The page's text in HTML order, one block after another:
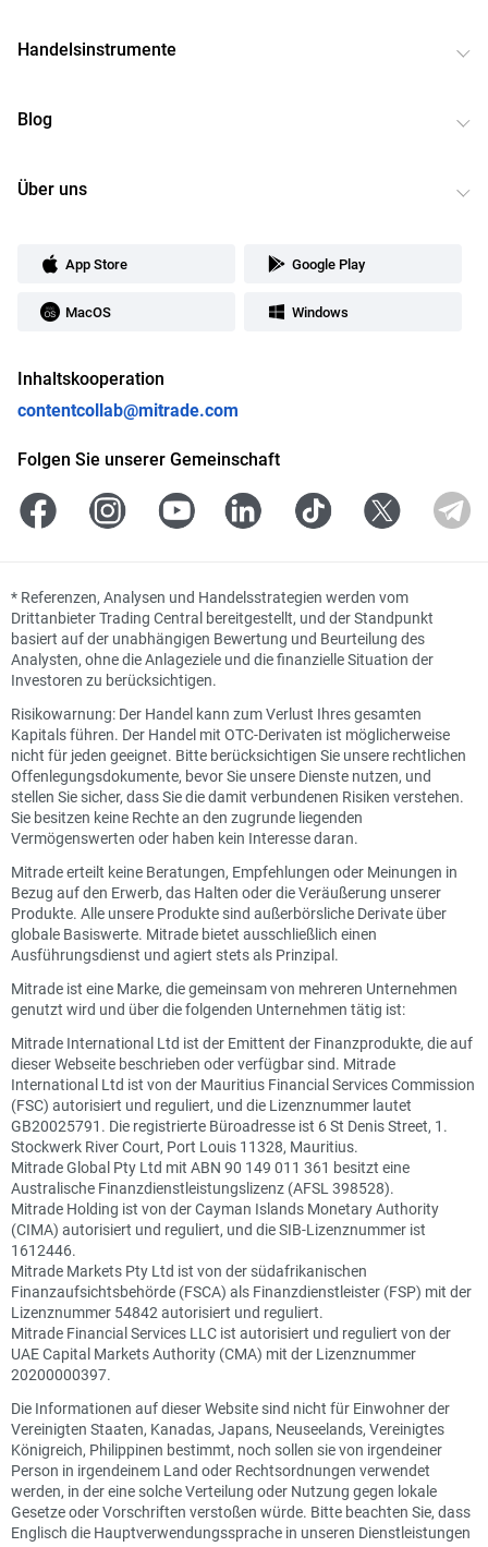
Handelsinstrumente
Blog
Über uns
App Store Google Play
MacOS Windows
Inhaltskooperation
contentcollab@mitrade.com
Folgen Sie unserer Gemeinschaft
* Referenzen, Analysen und Handelsstrategien werden vom
Drittanbieter Trading Central bereitgestellt, und der Standpunkt
basiert auf der unabhängigen Bewertung und Beurteilung des
Analysten, ohne die Anlageziele und die finanzielle Situation der
Investoren zu berücksichtigen.
Risikowarnung: Der Handel kann zum Verlust Ihres gesamten
Kapitals führen. Der Handel mit OTC-Derivaten ist möglicherweise
nicht für jeden geeignet. Bitte berücksichtigen Sie unsere rechtlichen
Offenlegungsdokumente, bevor Sie unsere Dienste nutzen, und
stellen Sie sicher, dass Sie die damit verbundenen Risiken verstehen.
Sie besitzen keine Rechte an den zugrunde liegenden
Vermögenswerten oder haben kein Interesse daran.
Mitrade erteilt keine Beratungen, Empfehlungen oder Meinungen in
Bezug auf den Erwerb, das Halten oder die Veräußerung unserer
Produkte. Alle unsere Produkte sind außerbörsliche Derivate über
globale Basiswerte. Mitrade bietet ausschließlich einen
Ausführungsdienst und agiert stets als Prinzipal.
Mitrade ist eine Marke, die gemeinsam von mehreren Unternehmen
genutzt wird und über die folgenden Unternehmen tätig ist:
Mitrade International Ltd ist der Emittent der Finanzprodukte, die auf
dieser Webseite beschrieben oder verfügbar sind. Mitrade
International Ltd ist von der Mauritius Financial Services Commission
(FSC) autorisiert und reguliert, und die Lizenznummer lautet
GB20025791. Die registrierte Büroadresse ist 6 St Denis Street, 1.
Stockwerk River Court, Port Louis 11328, Mauritius.
Mitrade Global Pty Ltd mit ABN 90 149 011 361 besitzt eine
Australische Finanzdienstleistungslizenz (AFSL 398528).
Mitrade Holding ist von der Cayman Islands Monetary Authority
(CIMA) autorisiert und reguliert, und die SIB-Lizenznummer ist
1612446.
Mitrade Markets Pty Ltd ist von der südafrikanischen
Finanzaufsichtsbehörde (FSCA) als Finanzdienstleister (FSP) mit der
Lizenznummer 54842 autorisiert und reguliert.
Mitrade Financial Services LLC ist autorisiert und reguliert von der
UAE Capital Markets Authority (CMA) mit der Lizenznummer
20200000397.
Die Informationen auf dieser Website sind nicht für Einwohner der
Vereinigten Staaten, Kanadas, Japans, Neuseelands, Vereinigtes
Königreich, Philippinen bestimmt, noch sollen sie von irgendeiner
Person in irgendeinem Land oder Rechtsordnungen verwendet
werden, in der eine solche Verteilung oder Nutzung gegen lokale
Gesetze oder Vorschriften verstoßen würde. Bitte beachten Sie, dass
Englisch die Hauptverwendungssprache in unseren Dienstleistungen